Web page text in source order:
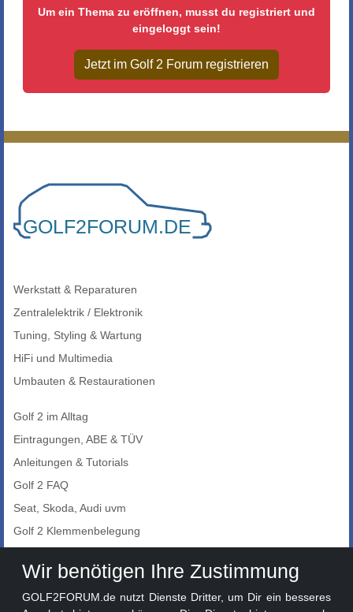
Um ein Thema zu eröffnen, musst du registriert und
eingeloggt sein!
Jetzt im Golf 2 Forum registrieren
Werkstatt & Reparaturen
Zentralelektrik / Elektronik
Tuning, Styling & Wartung
HiFi und Multimedia
Umbauten & Restaurationen
Golf 2 im Alltag
Eintragungen, ABE & TÜV
Anleitungen & Tutorials
Golf 2 FAQ
Seat, Skoda, Audi uvm
Golf 2 Klemmenbelegung
Auto-Showroom
Wir benötigen Ihre Zustimmung
GOLF2FORUM.de nutzt Dienste Dritter, um Dir ein besseres